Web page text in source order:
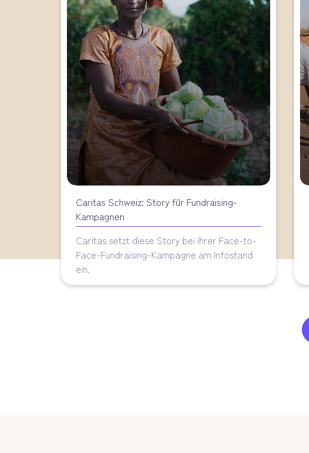
Caritas Schweiz: Story für Fundraising-
Kampagnen
Caritas setzt diese Story bei ihrer Face-to-
Face-Fundraising-Kampagne am Infostand
ein.